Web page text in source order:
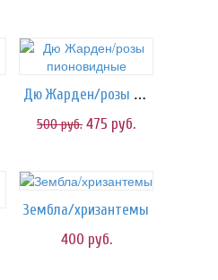
Дю Жарден/розы пионовидные
500руб. 475 руб.
Зембла/хризантемы
400 руб.